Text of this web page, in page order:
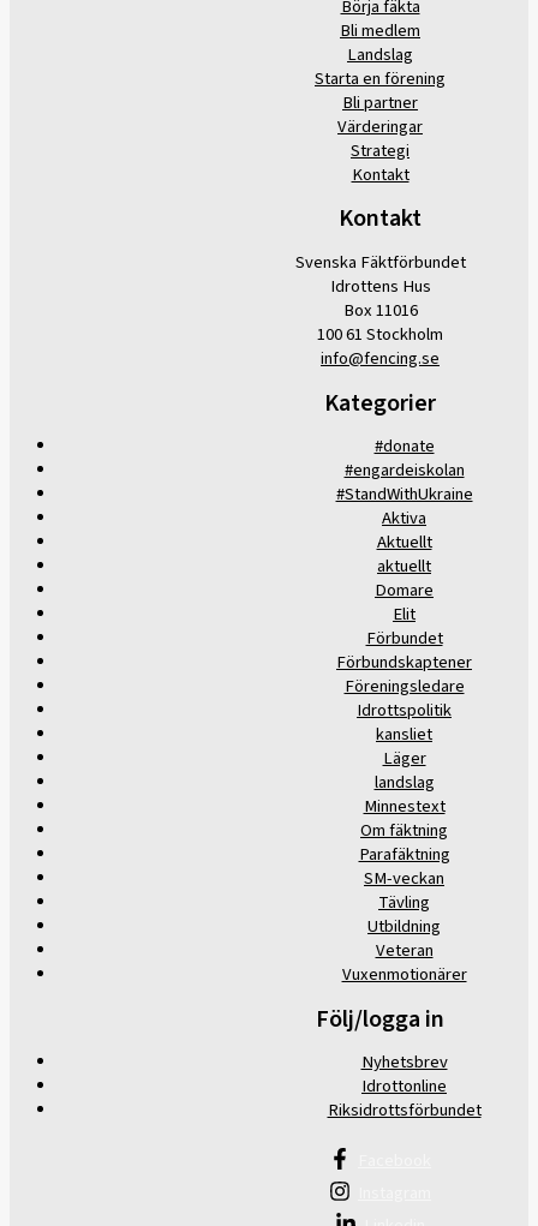
Börja fäkta
Bli medlem
Landslag
Starta en förening
Bli partner
Värderingar
Strategi
Kontakt
Kontakt
Svenska Fäktförbundet
Idrottens Hus
Box 11016
100 61 Stockholm
info@fencing.se
Kategorier
#donate
#engardeiskolan
#StandWithUkraine
Aktiva
Aktuellt
aktuellt
Domare
Elit
Förbundet
Förbundskaptener
Föreningsledare
Idrottspolitik
kansliet
Läger
landslag
Minnestext
Om fäktning
Parafäktning
SM-veckan
Tävling
Utbildning
Veteran
Vuxenmotionärer
Följ/logga in
Nyhetsbrev
Idrottonline
Riksidrottsförbundet